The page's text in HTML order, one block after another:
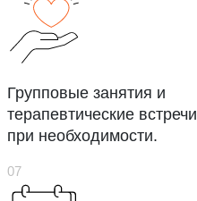
Групповые занятия и
терапевтические встречи
при необходимости.